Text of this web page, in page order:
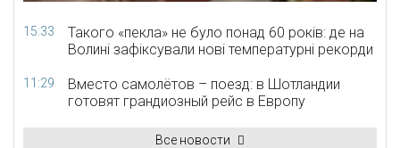
15:33
Такого «пекла» не було понад 60 років: де на
Волині зафіксували нові температурні рекорди
11:29
Вместо самолётов – поезд: в Шотландии
готовят грандиозный рейс в Европу
Все новости